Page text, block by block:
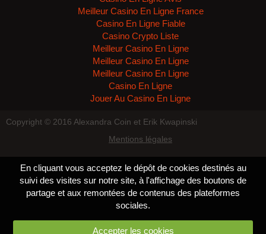
Meilleur Casino En Ligne France
Casino En Ligne Fiable
Casino Crypto Liste
Meilleur Casino En Ligne
Meilleur Casino En Ligne
Meilleur Casino En Ligne
Casino En Ligne
Jouer Au Casino En Ligne
Copyright © 2016 Alexandra Coin et Erik Kwapinski
Mentions légales
En cliquant vous acceptez le dépôt de cookies destinés au
suivi des visites sur notre site, à l'affichage des boutons de
partage et aux remontées de contenus des plateformes
sociales.
Accepter les cookies